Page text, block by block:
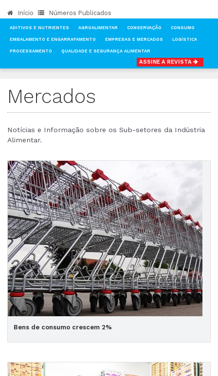
Início Números Publicados
ADITIVOS E NUTRIENTES AGROALIMENTAR CONSERVAÇÃO CONSUMO
EMBALAMENTO E ENGARRAFAMENTO EMPRESAS E MERCADOS LOGÍSTICA
PROCESSAMENTO QUALIDADE E SEGURANÇA ALIMENTAR
ASSINE A REVISTA
Mercados
Notícias e Informação sobre os Sub-setores da Indústria
Alimentar.
Bens de consumo crescem 2%